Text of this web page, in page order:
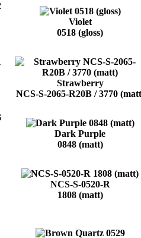
Violet
0518 (gloss)
Strawberry
NCS-S-2065-R20B / 3770
Dark Purple
0848 (matt)
NCS-S-0520-R
1808 (matt)